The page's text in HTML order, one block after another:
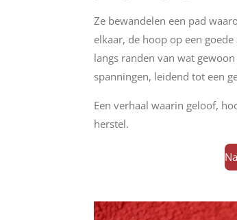
Ze bewandelen een pad
elkaar, de hoop op een
langs randen van wat
spanningen, leidend tot een
Een verhaal waarin geloof,
herstel.